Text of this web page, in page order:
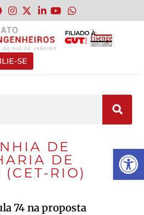
Abrir
FILIADO À:
SE
DE
DE
(CET-RIO)
74 na proposta